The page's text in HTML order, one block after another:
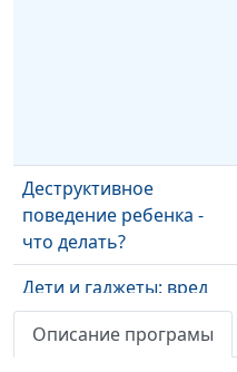
Деструктивное
поведение ребенка -
что делать?
Дети и гаджеты: вред
и польза
Описание програмы